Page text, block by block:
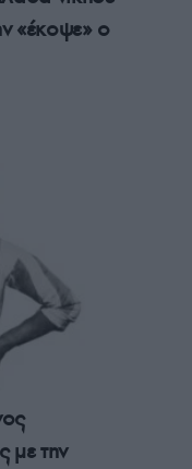
«έκοψε» ο
με την